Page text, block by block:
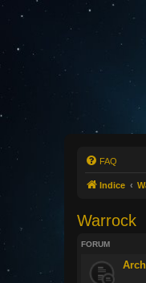
FAQ
Indice
Warrock
FORUM